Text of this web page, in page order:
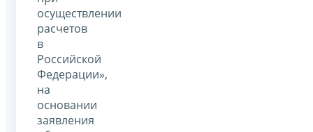
осуществлении
расчетов
в
Российской
Федерации»,
на
основании
заявления